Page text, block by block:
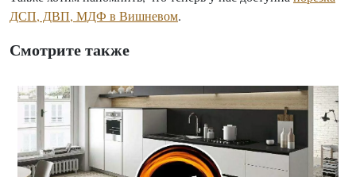
ДСП, ДВП, МДФ в Вишневом.
Смотрите также